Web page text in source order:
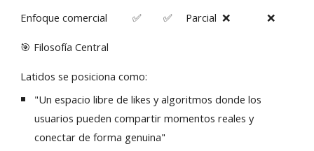
Enfoque comercial ✅ ✅ Parcial ❌ ❌
🎯 Filosofía Central
Latidos se posiciona como:
"Un espacio libre de likes y algoritmos donde los
usuarios pueden compartir momentos reales y
conectar de forma genuina"